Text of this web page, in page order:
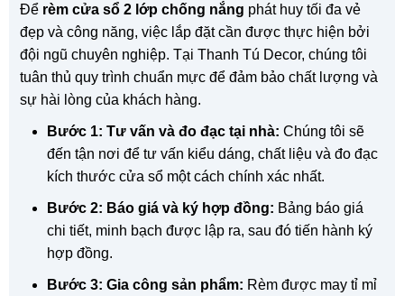
Để rèm cửa sổ 2 lớp chống nắng phát huy tối đa vẻ
đẹp và công năng, việc lắp đặt cần được thực hiện bởi
đội ngũ chuyên nghiệp. Tại Thanh Tú Decor, chúng tôi
tuân thủ quy trình chuẩn mực để đảm bảo chất lượng và
sự hài lòng của khách hàng.
Bước 1: Tư vấn và đo đạc tại nhà: Chúng tôi sẽ
đến tận nơi để tư vấn kiểu dáng, chất liệu và đo đạc
kích thước cửa sổ một cách chính xác nhất.
Bước 2: Báo giá và ký hợp đồng: Bảng báo giá
chi tiết, minh bạch được lập ra, sau đó tiến hành ký
hợp đồng.
Bước 3: Gia công sản phẩm: Rèm được may tỉ mỉ